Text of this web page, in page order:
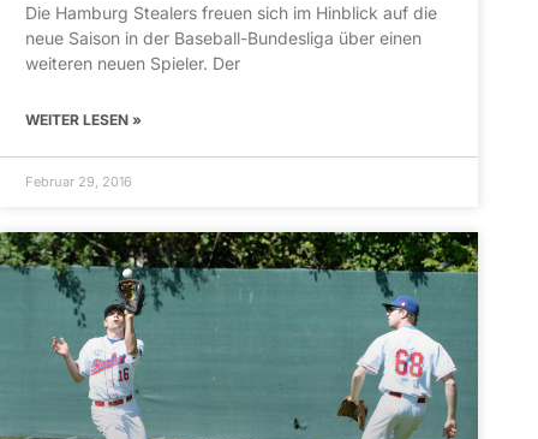
Die Hamburg Stealers freuen sich im Hinblick auf die
neue Saison in der Baseball-Bundesliga über einen
weiteren neuen Spieler. Der
WEITER LESEN »
Februar 29, 2016